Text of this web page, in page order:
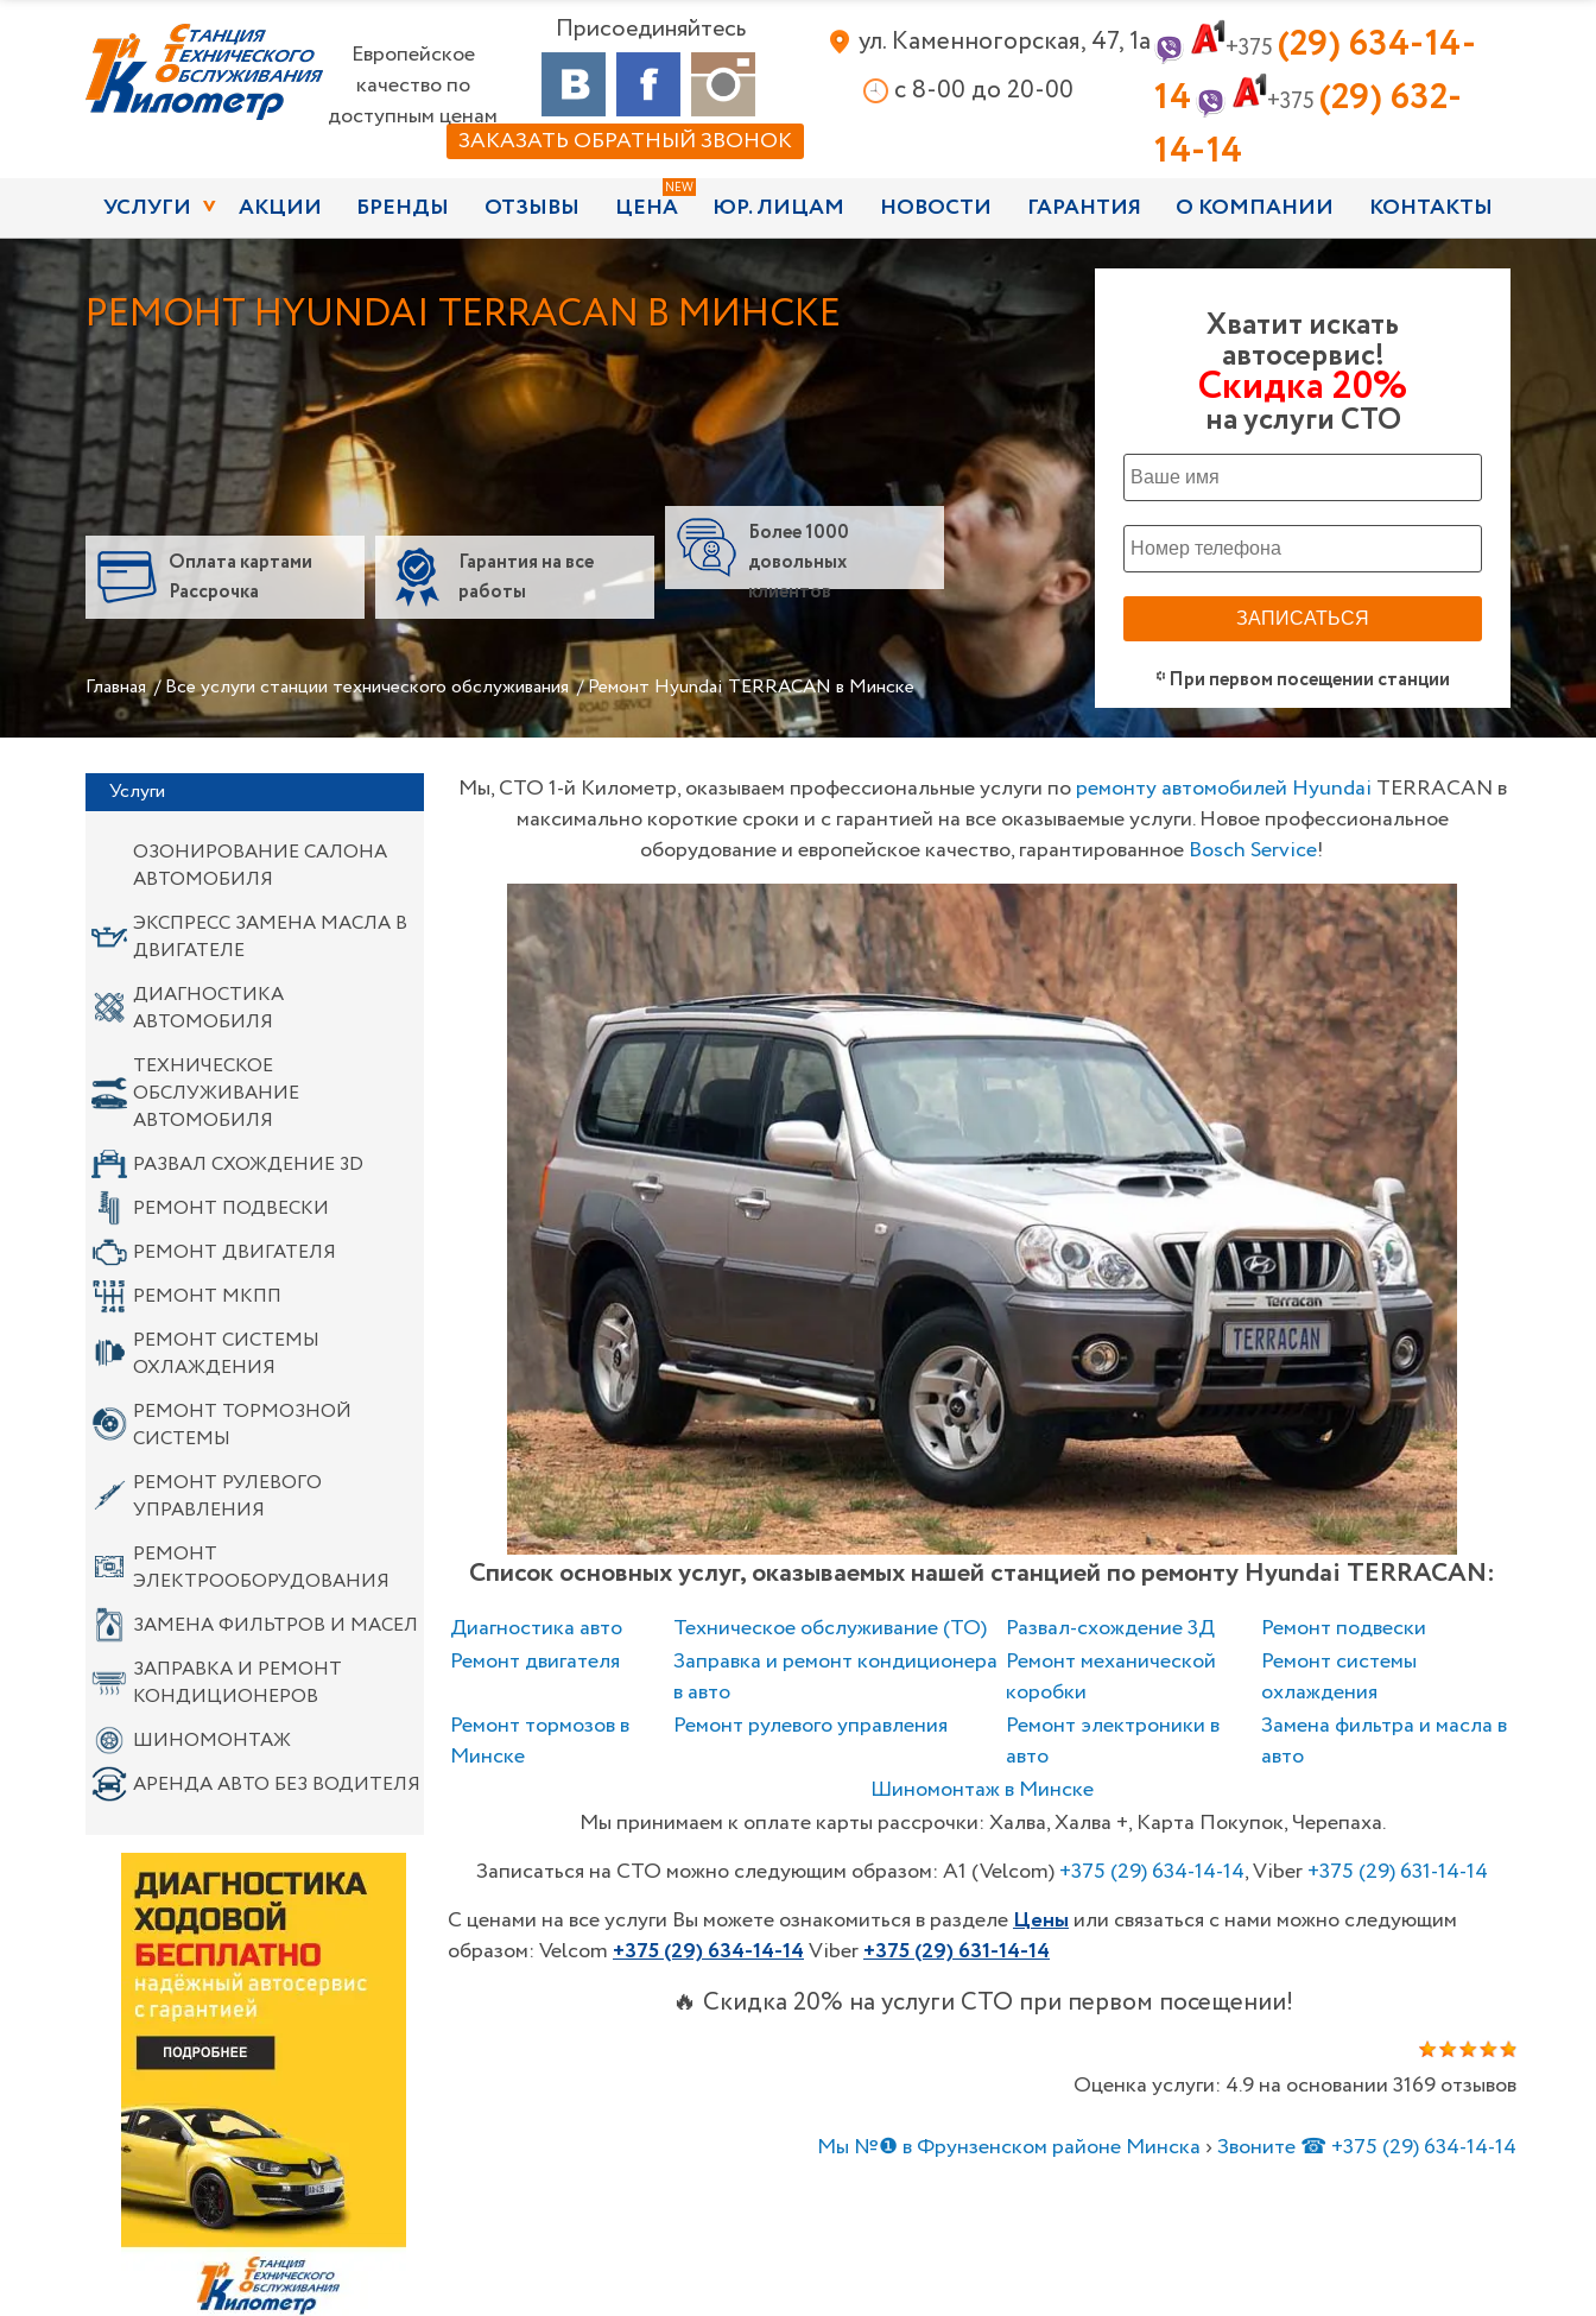
Европейское
качество по
доступным ценам
Присоединяйтесь
+375 (29) 634-14-
14
+375 (29) 632-
14-14
ул. Каменногорская, 47, 1а
c 8-00 до 20-00
ЗАКАЗАТЬ ОБРАТНЫЙ ЗВОНОК
УСЛУГИ АКЦИИ БРЕНДЫ ОТЗЫВЫ ЦЕНА ЮР. ЛИЦАМ НОВОСТИ ГАРАНТИЯ О КОМПАНИИ КОНТАКТЫ
РЕМОНТ HYUNDAI TERRACAN В МИНСКЕ
Оплата картами
Рассрочка
Гарантия на все
работы
Более 1000
довольных
клиентов
Главная/Все услуги станции технического обслуживания/Ремонт Hyundai TERRACAN в Минске
Хватит искать
автосервис!
Скидка 20%
на услуги СТО
* При первом посещении станции
Услуги
ОЗОНИРОВАНИЕ САЛОНА
АВТОМОБИЛЯ
ЭКСПРЕСС ЗАМЕНА МАСЛА В
ДВИГАТЕЛЕ
ДИАГНОСТИКА
АВТОМОБИЛЯ
ТЕХНИЧЕСКОЕ
ОБСЛУЖИВАНИЕ
АВТОМОБИЛЯ
РАЗВАЛ СХОЖДЕНИЕ 3D
РЕМОНТ ПОДВЕСКИ
РЕМОНТ ДВИГАТЕЛЯ
РЕМОНТ МКПП
РЕМОНТ СИСТЕМЫ
ОХЛАЖДЕНИЯ
РЕМОНТ ТОРМОЗНОЙ
СИСТЕМЫ
РЕМОНТ РУЛЕВОГО
УПРАВЛЕНИЯ
РЕМОНТ
ЭЛЕКТРООБОРУДОВАНИЯ
ЗАМЕНА ФИЛЬТРОВ И МАСЕЛ
ЗАПРАВКА И РЕМОНТ
КОНДИЦИОНЕРОВ
ШИНОМОНТАЖ
АРЕНДА АВТО БЕЗ ВОДИТЕЛЯ
Мы, СТО 1-й Километр, оказываем профессиональные услуги поремонту автомобилей Hyundai TERRACAN в
максимально короткие сроки и с гарантией на все оказываемые услуги. Новое профессиональное
оборудование и европейское качество, гарантированное Bosch Service!
Список основных услуг, оказываемых нашей станцией по ремонту Hyundai TERRACAN:
Диагностика авто Техническое обслуживание (ТО) Развал-схождение 3Д
Ремонт подвески
Ремонт двигателя
Заправка и ремонт кондиционера
в авто
Ремонт механической
коробки
Ремонт системы
охлаждения
Ремонт тормозов в
Минске
Ремонт рулевого управления
Ремонт электроники в
авто
Замена фильтра и масла в
авто
Шиномонтаж в Минске
Мы принимаем к оплате карты рассрочки: Халва, Халва +, Карта Покупок, Черепаха.
Записаться на СТО можно следующим образом: A1 (Velcom)+375 (29) 634-14-14, Viber+375 (29) 631-14-14
С ценами на все услуги Вы можете ознакомиться в разделеЦеныили связаться с нами можно следующим
образом: Velcom+375(29) 634-14-14Viber+375(29) 631-14-14
🔥 Скидка 20% на услуги СТО при первом посещении!
Оценка услуги: 4.9 на основании 3169 отзывов
Мы №❶ в Фрунзенском районе Минска ›Звоните ☎ +375 (29) 634-14-14